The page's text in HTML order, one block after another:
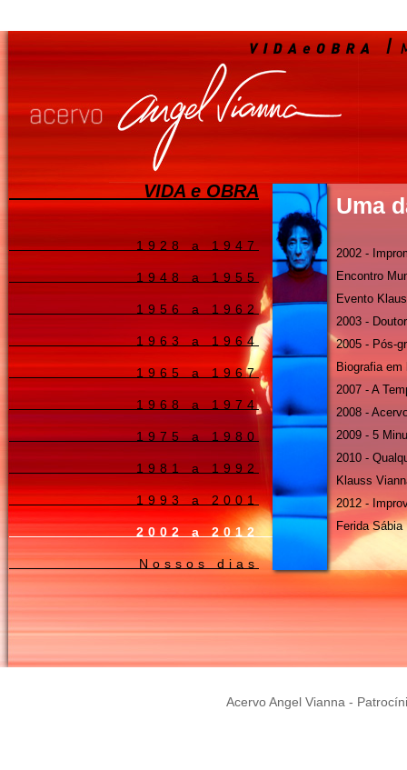
VIDA e OBRA
1928 a 1947
1948 a 1955
1956 a 1962
1963 a 1964
1965 a 1967
1968 a 1974
1975 a 1980
1981 a 1992
1993 a 2001
2002 a 2012
Nossos dias
Uma
2002 -
Encontro
Evento
2003 -
2005 - Pós-
Biografia em
2007 - A
2008 -
2009 - 5
2010 -
Klauss
2012 -
Ferida Sábia
Acervo Angel Vianna -